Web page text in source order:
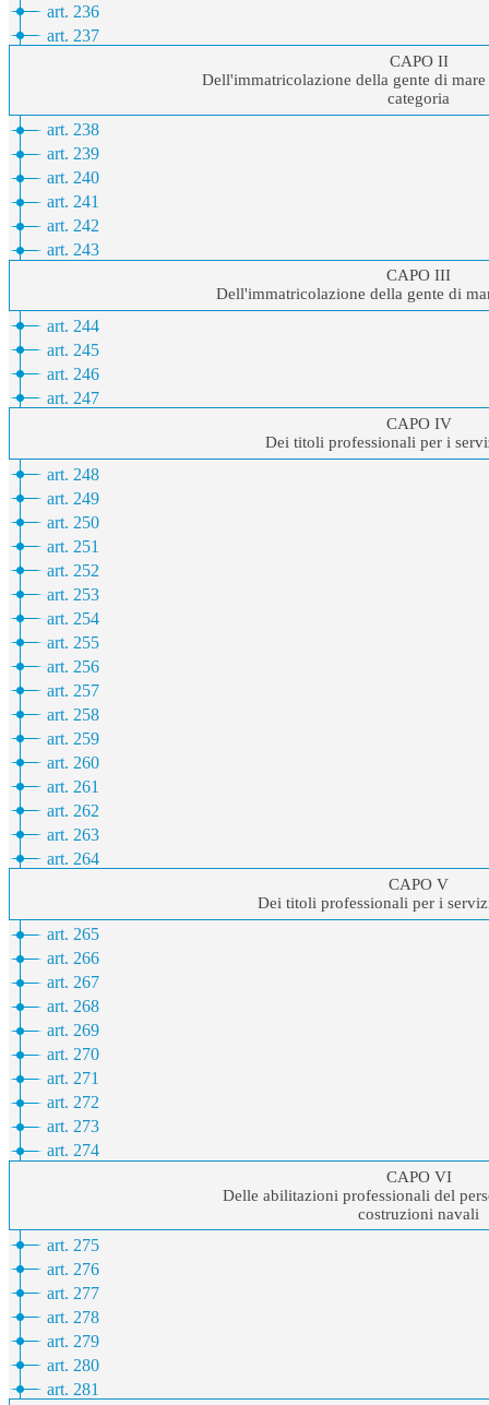
art. 236
art. 237
CAPO II
Dell'immatricolazione della gente di
categoria
art. 238
art. 239
art. 240
art. 241
art. 242
art. 243
CAPO III
Dell'immatricolazione della gente di
art. 244
art. 245
art. 246
art. 247
CAPO IV
Dei titoli professionali per i
art. 248
art. 249
art. 250
art. 251
art. 252
art. 253
art. 254
art. 255
art. 256
art. 257
art. 258
art. 259
art. 260
art. 261
art. 262
art. 263
art. 264
CAPO V
Dei titoli professionali per i
art. 265
art. 266
art. 267
art. 268
art. 269
art. 270
art. 271
art. 272
art. 273
art. 274
CAPO VI
Delle abilitazioni professionali del
costruzioni navali
art. 275
art. 276
art. 277
art. 278
art. 279
art. 280
art. 281